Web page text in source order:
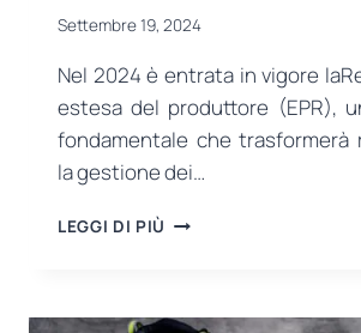
Settembre 19, 2024
Nel 2024 è entrata in vigore
estesa del produttore (EPR),
fondamentale che trasformerà
la gestione dei…
LEGGI DI PIÙ EPR
NELLA